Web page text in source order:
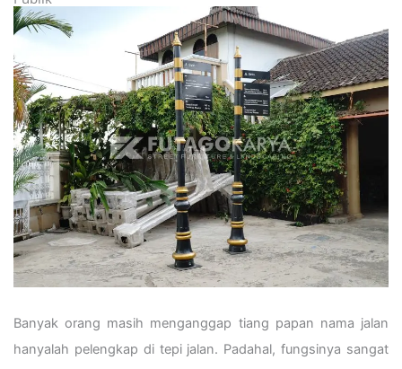
Banyak orang masih menganggap tiang papan nama jalan
hanyalah pelengkap di tepi jalan. Padahal, fungsinya sangat